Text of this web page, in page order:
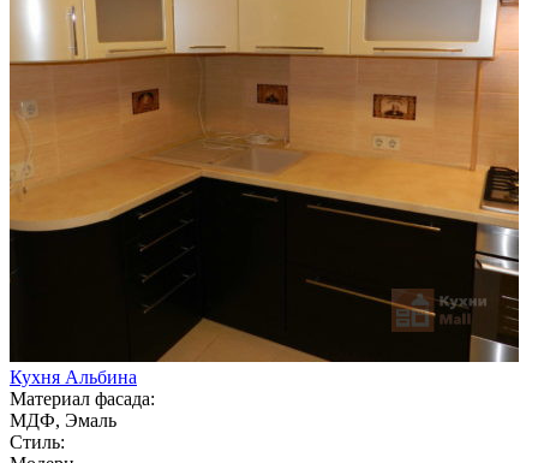
Кухня Альбина
Материал фасада:
МДФ, Эмаль
Стиль: